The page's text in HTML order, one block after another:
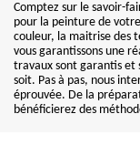
Comptez sur le savoir-
pour la peinture de
couleur, la maitrise des
vous garantissons une
travaux sont garantis et
soit. Pas à pas, nous
éprouvée. De la
bénéficierez des